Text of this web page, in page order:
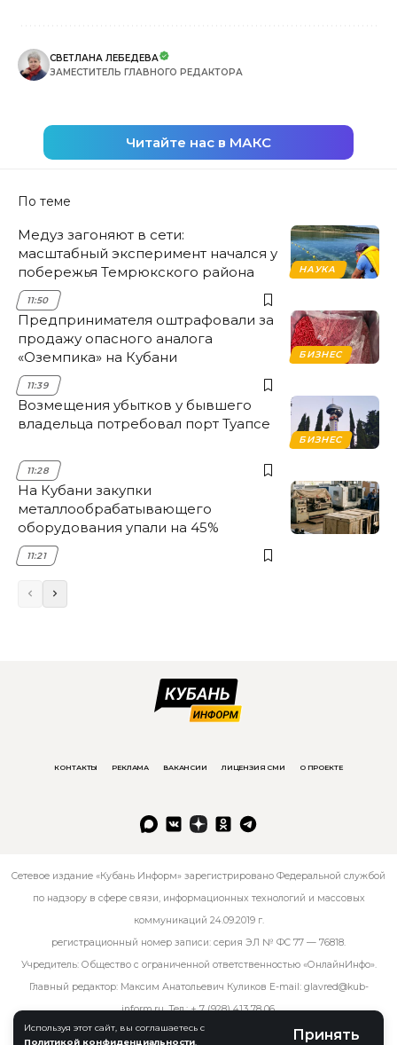
Используя этот сайт, вы соглашаетесь с
Политикой конфиденциальности
Принять
СВЕТЛАНА ЛЕБЕДЕВА
ЗАМЕСТИТЕЛЬ ГЛАВНОГО РЕДАКТОРА
Читайте нас в МАКС
По теме
НАУКА
Медуз загоняют в сети:
масштабный эксперимент начался у
побережья Темрюкского района
11:50
БИЗНЕС
Предпринимателя оштрафовали за
продажу опасного аналога
«Оземпика» на Кубани
11:39
БИЗНЕС
Возмещения убытков у бывшего
владельца потребовал порт Туапсе
11:28
На Кубани закупки
металлообрабатывающего
оборудования упали на 45%
11:21
КОНТАКТЫ РЕКЛАМА ВАКАНСИИ ЛИЦЕНЗИЯ СМИ О ПРОЕКТЕ
Сетевое издание «Кубань Информ» зарегистрировано Федеральной службой
по надзору в сфере связи, информационных технологий и массовых
коммуникаций 24.09.2019 г.
регистрационный номер записи: серия ЭЛ № ФС 77 — 76818.
Учредитель: Общество с ограниченной ответственностью «ОнлайнИнфо».
Главный редактор: Максим Анатольевич Куликов E-mail: glavred@kub-
inform.ru. Тел.:+ 7 (928) 413 78 06.